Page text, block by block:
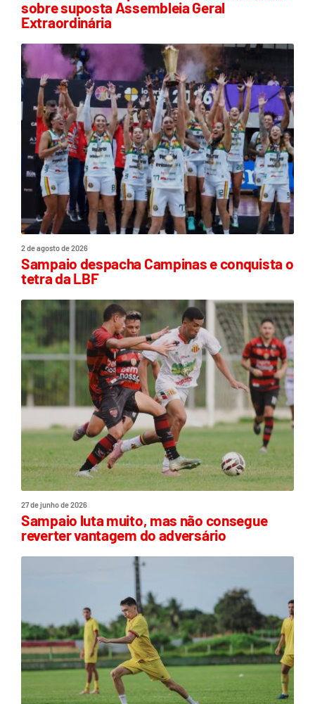
sobre suposta Assembleia Geral
Extraordinária
2 de agosto de 2026
Sampaio despacha Campinas e conquista o
tetra da LBF
27 de junho de 2026
Sampaio luta muito, mas não consegue
reverter vantagem do adversário